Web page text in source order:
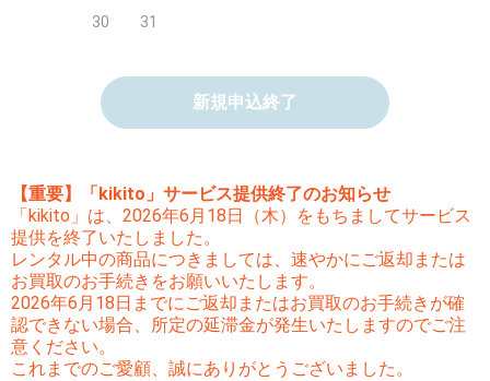
30 31
新規申込終了
【重要】「kikito」サービス提供終了のお知らせ
「kikito」は、2026年6月18日（木）をもちましてサービス
提供を終了いたしました。
レンタル中の商品につきましては、速やかにご返却または
お買取のお手続きをお願いいたします。
2026年6月18日までにご返却またはお買取のお手続きが確
認できない場合、所定の延滞金が発生いたしますのでご注
意ください。
これまでのご愛顧、誠にありがとうございました。